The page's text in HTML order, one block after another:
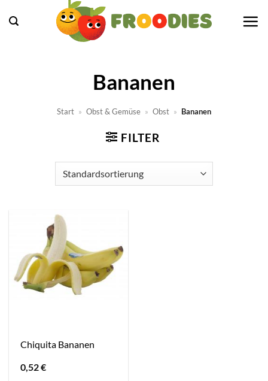
Inhalt
Bananen
Start » Obst & Gemüse » Obst » Bananen
FILTER
Chiquita Bananen
0,52€